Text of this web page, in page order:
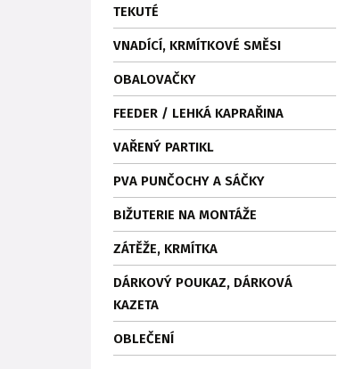
TEKUTÉ
VNADÍCÍ, KRMÍTKOVÉ SMĚSI
OBALOVAČKY
FEEDER / LEHKÁ KAPRAŘINA
VAŘENÝ PARTIKL
PVA PUNČOCHY A SÁČKY
BIŽUTERIE NA MONTÁŽE
ZÁTĚŽE, KRMÍTKA
DÁRKOVÝ POUKAZ, DÁRKOVÁ
KAZETA
OBLEČENÍ